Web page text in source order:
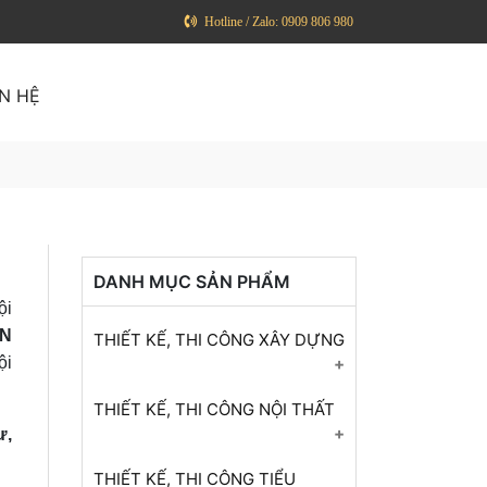
Hotline / Zalo: 0909 806 980
HỆ
DANH MỤC SẢN PHẨM
THIẾT KẾ, THI CÔNG XÂY DỰNG
Thiết Kế, Thi Công Xây
Chung Cư
THIẾT KẾ, THI CÔNG NỘI THẤT
Dịch Vụ Thiết Kế Và Thi
THIẾT KẾ, THI CÔNG TIỂU